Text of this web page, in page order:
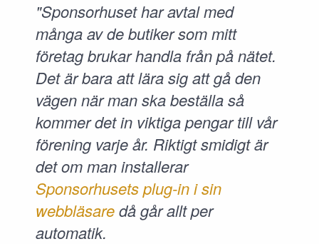
"Sponsorhuset har avtal med
många av de butiker som mitt
företag brukar handla från på nätet.
Det är bara att lära sig att gå den
vägen när man ska beställa så
kommer det in viktiga pengar till vår
förening varje år. Riktigt smidigt är
det om man installerar
Sponsorhusets plug-in i sin
webbläsaredå går allt per
automatik.